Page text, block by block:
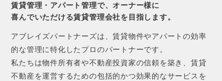
賃貸管理・アパート管理で、オーナー様に
喜んでいただける賃貸管理会社を目指します。
アブレイズパートナーズは、賃貸物件やアパートの効率
的な管理に特化したプロのパートナーです。
私たちは物件所有者や不動産投資家の信頼を築き、賃貸
不動産を運営するための包括的かつ効果的なサービスを